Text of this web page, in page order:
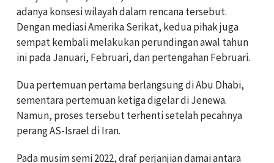
adanya konsesi wilayah dalam rencana tersebut.
Dengan mediasi Amerika Serikat, kedua pihak juga
sempat kembali melakukan perundingan awal tahun
ini pada Januari, Februari, dan pertengahan Februari.
Dua pertemuan pertama berlangsung di Abu Dhabi,
sementara pertemuan ketiga digelar di Jenewa.
Namun, proses tersebut terhenti setelah pecahnya
perang AS-Israel di Iran.
Pada musim semi 2022, draf perjanjian damai antara